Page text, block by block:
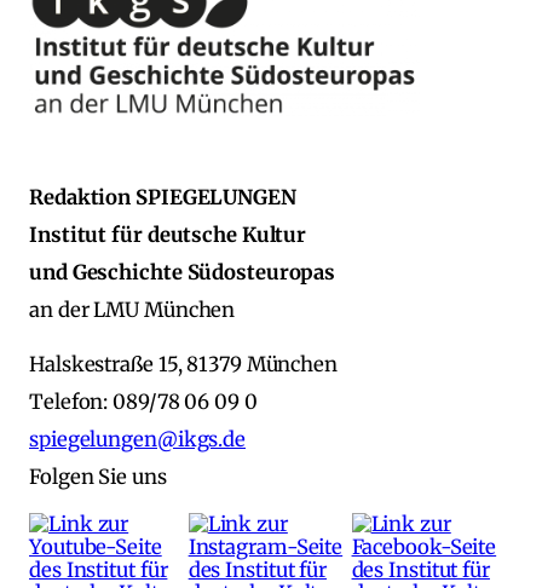
Redaktion SPIEGELUNGEN
Institut für deutsche Kultur
und Geschichte Südosteuropas
an der LMU München
Halskestraße 15, 81379 München
Telefon: 089/78 06 09 0
spiegelungen@ikgs.de
Folgen Sie uns